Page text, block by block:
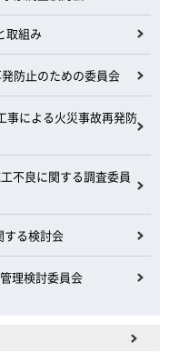
取組み
防止のための委員会
事による火災事故再発防
不良に関する調査委員
する検討会
理検討委員会